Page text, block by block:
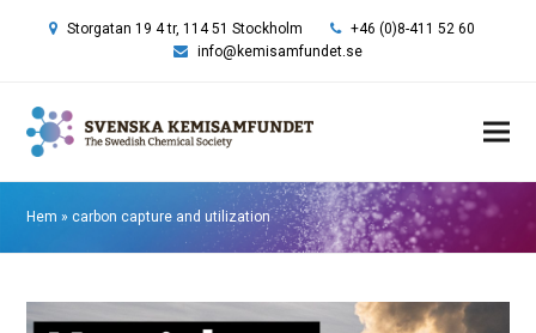
Storgatan 19 4 tr, 114 51 Stockholm
+46 (0)8-411 52 60
info@kemisamfundet.se
Hem » carbon capture and utilization